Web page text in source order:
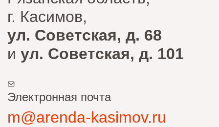
г. Касимов,
ул. Советская, д. 68
и ул. Советская, д. 101
Электронная почта
m@arenda-kasimov.ru